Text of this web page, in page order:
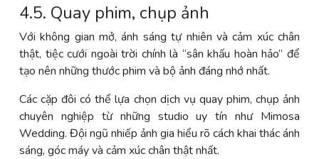
4.5. Quay phim, chụp ảnh
Với không gian mở, ánh sáng tự nhiên và cảm xúc chân
thật, tiệc cưới ngoài trời chính là “sân khấu hoàn hảo” để
tạo nên những thước phim và bộ ảnh đáng nhớ nhất.
Các cặp đôi có thể lựa chọn dịch vụ quay phim, chụp ảnh
chuyên nghiệp từ những studio uy tín như Mimosa
Wedding. Đội ngũ nhiếp ảnh gia hiểu rõ cách khai thác ánh
sáng, góc máy và cảm xúc chân thật nhất.